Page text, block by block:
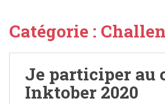
Catégorie :
Je participer au
Inktober 2020